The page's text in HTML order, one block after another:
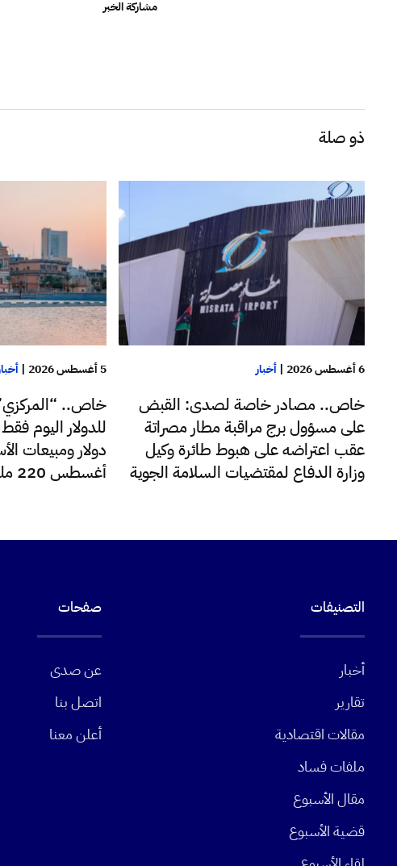
مشاركة الخبر
ذو صلة
6 أغسطس 2026 | أخبار
خاص.. مصادر خاصة لصدى: القبض
على مسؤول برج مراقبة مطار مصراتة
عقب اعتراضه على هبوط طائرة وكيل
وزارة الدفاع لمقتضيات السلامة الجوية
5 أغسطس 2026 |
خاص..
دولار ومبيعات
أغسطس 220 مليون دولار
التصنيفات
أخبار
تقارير
مقالات اقتصادية
ملفات فساد
مقال الأسبوع
قضية الأسبوع
صفحات
عن صدى
اتصل بنا
أعلن معنا